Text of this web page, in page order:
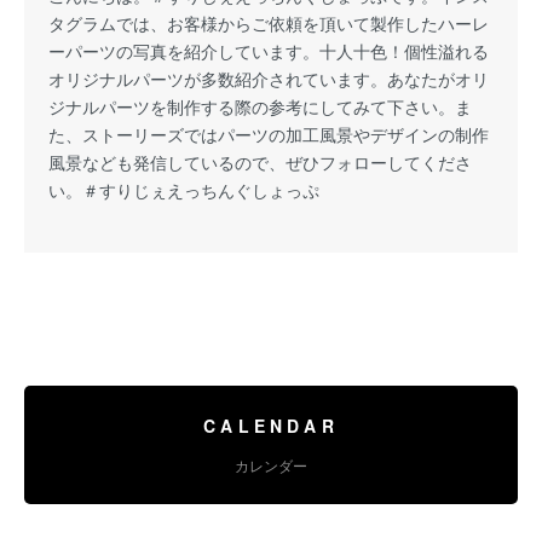
タグラムでは、お客様からご依頼を頂いて製作したハーレ
ーパーツの写真を紹介しています。十人十色！個性溢れる
オリジナルパーツが多数紹介されています。あなたがオリ
ジナルパーツを制作する際の参考にしてみて下さい。ま
た、ストーリーズではパーツの加工風景やデザインの制作
風景なども発信しているので、ぜひフォローしてくださ
い。 ＃すりじぇえっちんぐしょっぷ
CALENDAR
カレンダー